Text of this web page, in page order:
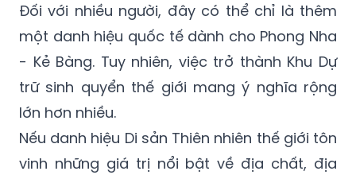
Đối với nhiều người, đây có thể chỉ là thêm
một danh hiệu quốc tế dành cho Phong Nha
- Kẻ Bàng. Tuy nhiên, việc trở thành Khu Dự
trữ sinh quyển thế giới mang ý nghĩa rộng
lớn hơn nhiều.
Nếu danh hiệu Di sản Thiên nhiên thế giới tôn
vinh những giá trị nổi bật về địa chất, địa